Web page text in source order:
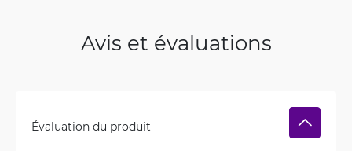
Avis et évaluations
Évaluation du produit